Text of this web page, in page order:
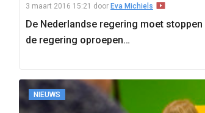
3 maart 2016 15:21 door Eva Michiels
De Nederlandse regering moet stoppen
de regering oproepen…
NIEUWS